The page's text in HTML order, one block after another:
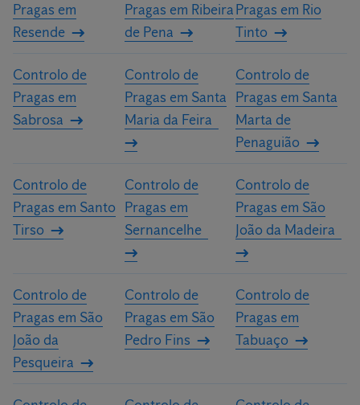
Pragas em
Resende
Pragas em Ribeira
de Pena
Pragas em Rio
Tinto
Controlo de
Pragas em
Sabrosa
Controlo de
Pragas em Santa
Maria da Feira
Controlo de
Pragas em Santa
Marta de
Penaguião
Controlo de
Pragas em Santo
Tirso
Controlo de
Pragas em
Sernancelhe
Controlo de
Pragas em São
João da Madeira
Controlo de
Pragas em São
João da
Pesqueira
Controlo de
Pragas em São
Pedro Fins
Controlo de
Pragas em
Tabuaço